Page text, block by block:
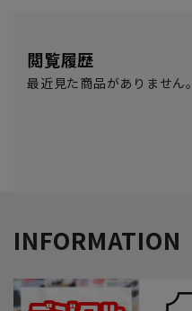
閲覧履歴
最近見た商品がありません。
INFORMATION